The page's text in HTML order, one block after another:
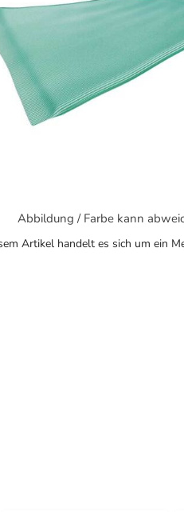
Abbildung / Farbe kann
Artikel handelt es sich um ein